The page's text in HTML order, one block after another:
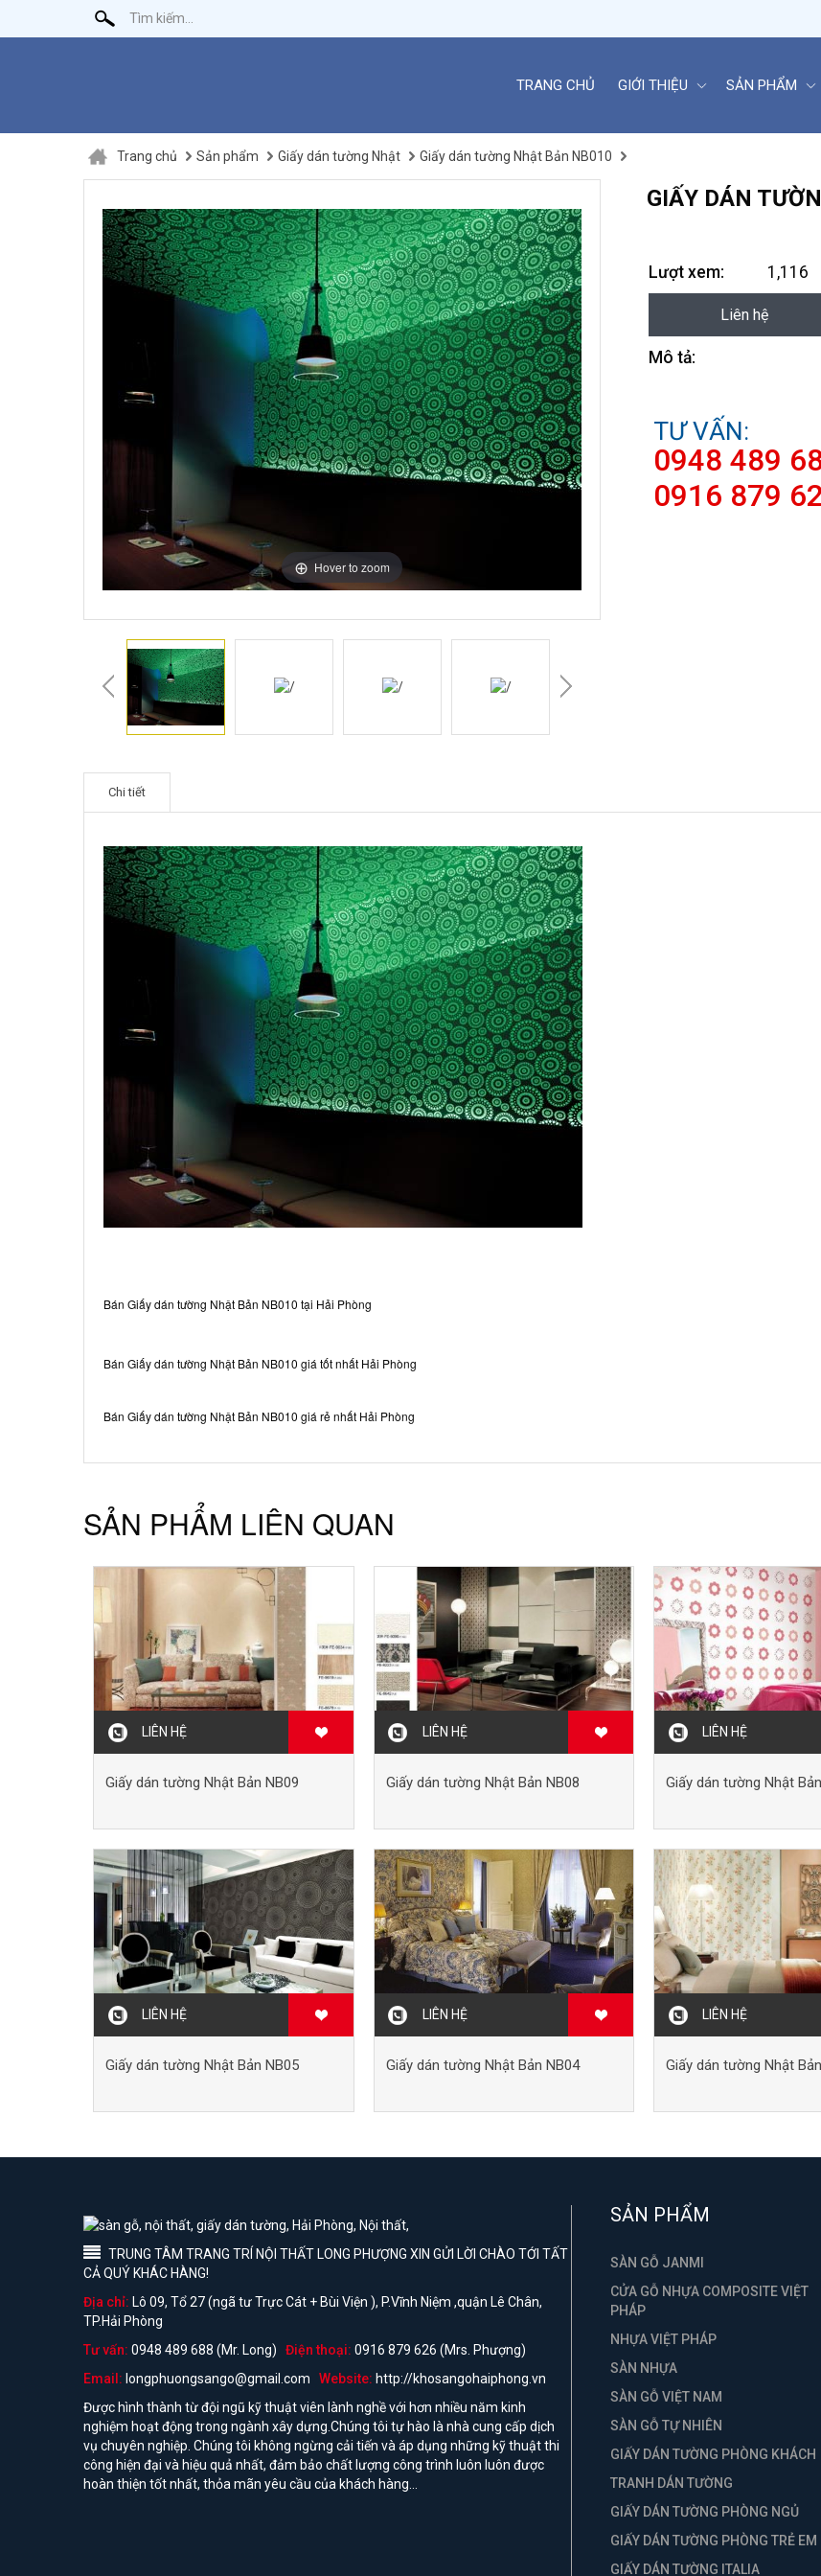
TRANG CHỦ GIỚI THIỆU SẢN PHẨM
Trang chủ Sản phẩm Giấy dán tường Nhật Giấy dán tường Nhật Bản NB010
Hover to zoom
GIẤY DÁN
Lượt xem: 1,116
Liên hệ
Mô tả:
TƯ VẤN:
0948 489
0916 879
Chi tiết
Bán Giấy dán tường Nhật Bản NB010 tại Hải Phòng
Bán Giấy dán tường Nhật Bản NB010 giá tốt nhất Hải Phòng
Bán Giấy dán tường Nhật Bản NB010 giá rẻ nhất Hải Phòng
SẢN PHẨM LIÊN QUAN
LIÊN HỆ
Giấy dán tường Nhật Bản NB09
LIÊN HỆ
Giấy dán tường Nhật Bản NB08
LIÊN HỆ
Giấy dán tường Nhật
LIÊN HỆ
Giấy dán tường Nhật Bản NB05
LIÊN HỆ
Giấy dán tường Nhật Bản NB04
LIÊN HỆ
Giấy dán tường Nhật
TRUNG TÂM TRANG TRÍ NỘI THẤT LONG PHƯỢNG XIN GỬI LỜI CHÀO TỚI TẤT
CẢ QUÝ KHÁC HÀNG!
Địa chỉ: Lô 09, Tổ 27 (ngã tư Trực Cát + Bùi Viện ), P.Vĩnh Niệm ,quận Lê Chân,
TP.Hải Phòng
Tư vấn: 0948 489 688 (Mr. Long) Điện thoại: 0916 879 626 (Mrs. Phượng)
Email: longphuongsango@gmail.com Website: http://khosangohaiphong.vn
Được hình thành từ đội ngũ kỹ thuật viên lành nghề với hơn nhiều năm kinh
nghiệm hoạt động trong ngành xây dựng.Chúng tôi tự hào là nhà cung cấp dịch
vụ chuyên nghiệp. Chúng tôi không ngừng cải tiến và áp dụng những kỹ thuật thi
công hiện đại và hiệu quả nhất, đảm bảo chất lượng công trình luôn luôn được
hoàn thiện tốt nhất, thỏa mãn yêu cầu của khách hàng...
SẢN PHẨM
SÀN GỖ JANMI
CỬA GỖ NHỰA COMPOSITE VIỆT
PHÁP
NHỰA VIỆT PHÁP
SÀN NHỰA
SÀN GỖ VIỆT NAM
SÀN GỖ TỰ NHIÊN
GIẤY DÁN TƯỜNG PHÒNG KHÁCH
TRANH DÁN TƯỜNG
GIẤY DÁN TƯỜNG PHÒNG NGỦ
GIẤY DÁN TƯỜNG PHÒNG TRẺ EM
GIẤY DÁN TƯỜNG ITALIA